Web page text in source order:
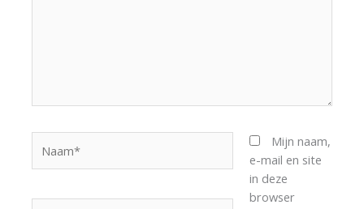
Mijn naam,
e-mail en site
in deze
browser